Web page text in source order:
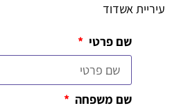
עיריית אשדוד
שם פרטי
שם משפחה